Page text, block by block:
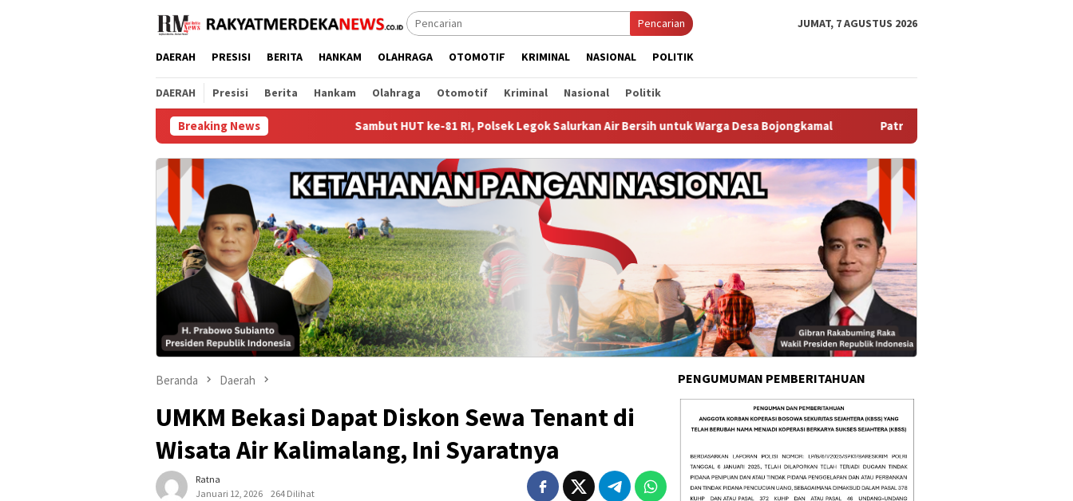
Pencarian JUMAT, 7 AGUSTUS 2026
DAERAH PRESISI BERITA HANKAM OLAHRAGA OTOMOTIF KRIMINAL NASIONAL POLITIK
DAERAH Presisi Berita Hankam Olahraga Otomotif Kriminal Nasional Politik
Breaking NewsSambut HUT ke-81 RI, Polsek Legok Salurkan Air Bersih untuk Warga Desa Bojongkamal Patroli Dialogis Polsek Cisauk Perkuat Kedekatan
Beranda Daerah
UMKM Bekasi Dapat Diskon Sewa Tenant di
Wisata Air Kalimalang, Ini Syaratnya
Ratna
Januari 12, 2026
264 Dilihat
PENGUMUMAN PEMBERITAHUAN